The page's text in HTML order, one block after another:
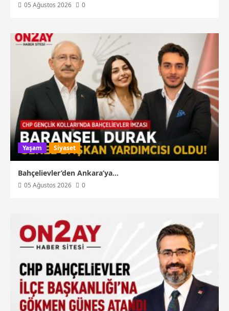
05 Ağustos 2026 0
Yaşam Siyaset
Bahçelievler’den Ankara’ya…
05 Ağustos 2026 0